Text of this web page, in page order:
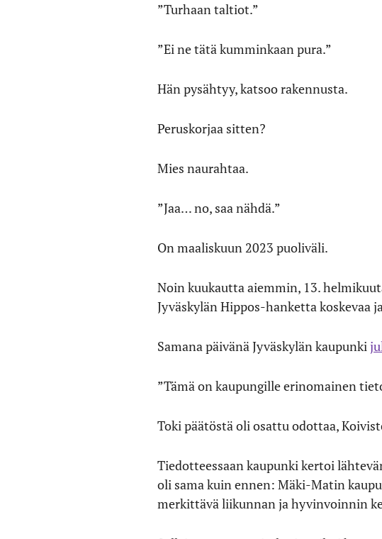
”Turhaan taltiot.”
”Ei ne tätä kumminkaan pura.”
Hän pysähtyy, katsoo rakennusta.
Peruskorjaa sitten?
Mies naurahtaa.
”Jaa… no, saa nähdä.”
On maaliskuun 2023 puoliväli.
Noin kuukautta aiemmin, 13.
Jyväskylän Hippos-hanketta koskevaa
Samana päivänä Jyväskylän kaupunki
”Tämä on kaupungille erinomainen
Toki päätöstä oli osattu odottaa,
Tiedotteessaan kaupunki kertoi
oli sama kuin ennen: Mäki-Matin
merkittävä liikunnan ja hyvinvoinnin